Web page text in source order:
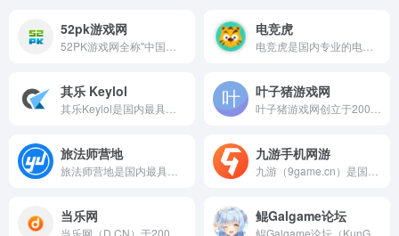
52pk游戏网 电竞虎
其乐 Keylol 叶子猪游戏网
旅法师营地 九游手机网游
当乐网 鲲Galgame论坛